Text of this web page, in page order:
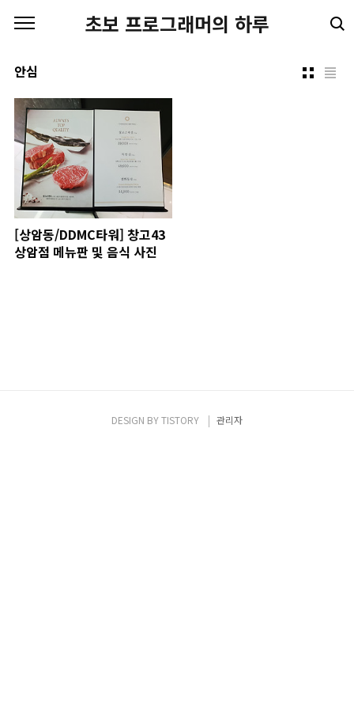
초보 프로그래머의 하루
안심
[상암동/DDMC타워] 창고43
상암점 메뉴판 및 음식 사진
DESIGN BYTISTORY 관리자